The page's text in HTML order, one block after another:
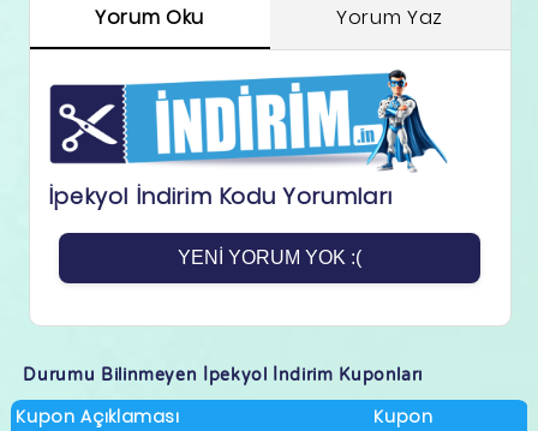
Yorum Oku Yorum Yaz
İpekyol İndirim Kodu Yorumları
YENI YORUM YOK :(
Durumu Bilinmeyen İpekyol İndirim Kuponları
Kupon Açıklaması Kupon